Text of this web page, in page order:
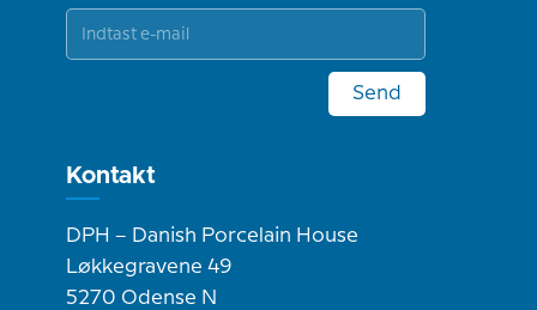
Send
Kontakt
DPH – Danish Porcelain House
Løkkegravene 49
5270 Odense N